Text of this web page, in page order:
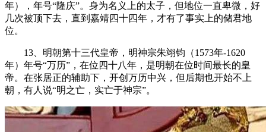
年），年号“隆庆”。身为名义上的太子，但地位一直卑微，好
几次被顶下去，直到嘉靖四十四年，才有了事实上的储君地
位。
13、明朝第十三代皇帝，明神宗朱翊钧（1573年-1620
年）年号“万历”，在位四十八年，是明朝在位时间最长的皇
帝。在张居正的辅助下，开创万历中兴，但后期也开始不上
朝，有人说“明之亡，实亡于神宗”。